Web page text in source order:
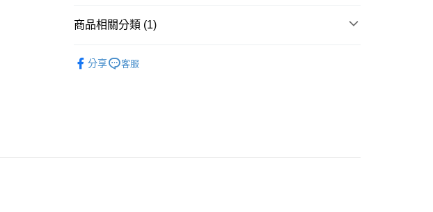
商品相關分類 (1)
分享
客服